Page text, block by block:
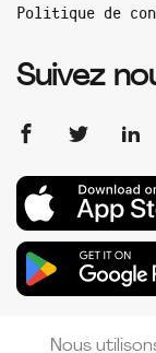
Politique de
Suivez
Nous